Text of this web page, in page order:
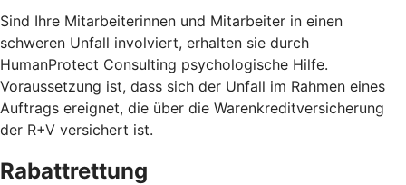
Sind Ihre Mitarbeiterinnen und Mitarbeiter in einen
schweren Unfall involviert, erhalten sie durch
HumanProtect Consulting psychologische Hilfe.
Voraussetzung ist, dass sich der Unfall im Rahmen eines
Auftrags ereignet, die über die Warenkreditversicherung
der R+V versichert ist.
Rabattrettung